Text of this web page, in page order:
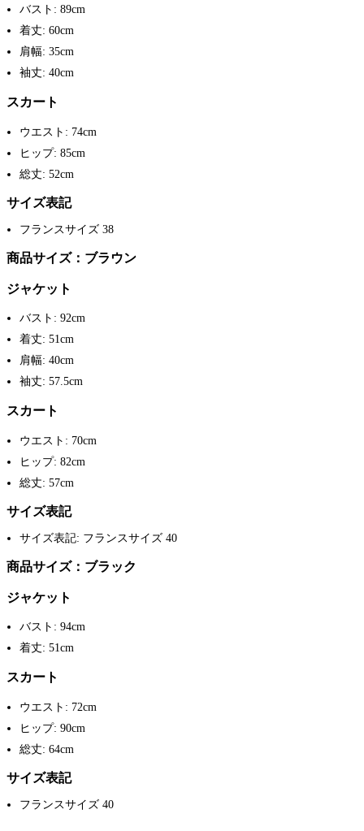
バスト: 89cm
着丈: 60cm
肩幅: 35cm
袖丈: 40cm
スカート
ウエスト: 74cm
ヒップ: 85cm
総丈: 52cm
サイズ表記
フランスサイズ 38
商品サイズ：ブラウン
ジャケット
バスト: 92cm
着丈: 51cm
肩幅: 40cm
袖丈: 57.5cm
スカート
ウエスト: 70cm
ヒップ: 82cm
総丈: 57cm
サイズ表記
サイズ表記: フランスサイズ 40
商品サイズ：ブラック
ジャケット
バスト: 94cm
着丈: 51cm
スカート
ウエスト: 72cm
ヒップ: 90cm
総丈: 64cm
サイズ表記
フランスサイズ 40